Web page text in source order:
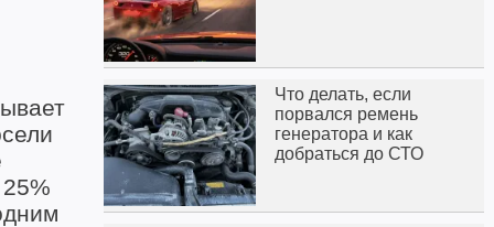
Что делать, если
порвался ремень
генератора и как
добраться до СТО